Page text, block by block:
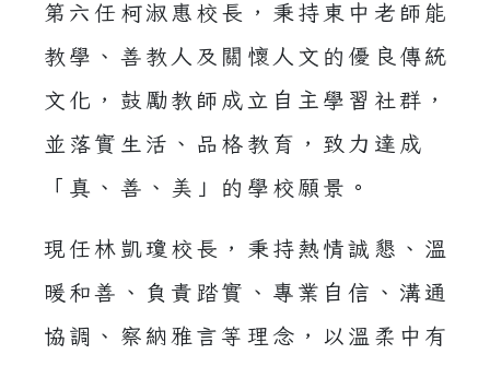
第六任柯淑惠校長，秉持東中老師能
教學、善教人及關懷人文的優良傳統
文化，鼓勵教師成立自主學習社群，
並落實生活、品格教育，致力達成
「真、善、美」的學校願景。
現任林凱瓊校長，秉持熱情誠懇、溫
暖和善、負責踏實、專業自信、溝通
協調、察納雅言等理念，以溫柔中有